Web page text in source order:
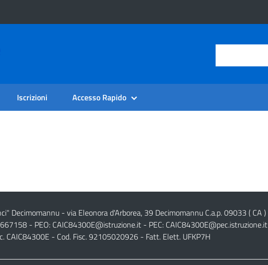
Iscrizioni Accesso Rapido
Decimomannu - via Eleonora d'Arborea, 39 Decimomannu C.a.p. 09033 ( CA )
- PEO: CAIC84300E@istruzione.it- PEC: CAIC84300E@pec.istruzione.it
CAIC84300E - Cod. Fisc. 92105020926 - Fatt. Elett. UFKP7H